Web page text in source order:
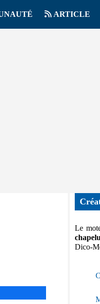
ARTICLE
Le
Dico-